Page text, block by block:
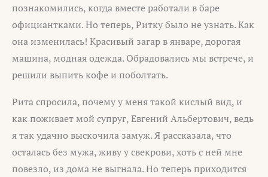
познакомились, когда вместе работали в баре
официантками. Но теперь, Ритку было не узнать. Как
она изменилась! Красивый загар в январе, дорогая
машина, модная одежда. Обрадовались мы встрече, и
решили выпить кофе и поболтать.
Рита спросила, почему у меня такой кислый вид, и
как поживает мой супруг, Евгений Альбертович, ведь
я так удачно выскочила замуж. Я рассказала, что
осталась без мужа, живу у свекрови, хоть с ней мне
повезло, из дома не выгнала. Но теперь приходится